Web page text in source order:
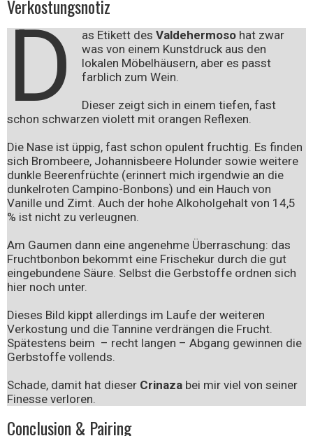
Verkostungsnotiz
D as Etikett desValdehermoso hat zwar
was von einem Kunstdruck aus den
lokalen Möbelhäusern, aber es passt
farblich zum Wein.
Dieser zeigt sich in einem tiefen, fast
schon schwarzen violett mit orangen Reflexen.
Die Nase ist üppig, fast schon opulent fruchtig. Es finden
sich Brombeere, Johannisbeere Holunder sowie weitere
dunkle Beerenfrüchte (erinnert mich irgendwie an die
dunkelroten Campino-Bonbons) und ein Hauch von
Vanille und Zimt. Auch der hohe Alkoholgehalt von 14,5
% ist nicht zu verleugnen.
Am Gaumen dann eine angenehme Überraschung: das
Fruchtbonbon bekommt eine Frischekur durch die gut
eingebundene Säure. Selbst die Gerbstoffe ordnen sich
hier noch unter.
Dieses Bild kippt allerdings im Laufe der weiteren
Verkostung und die Tannine verdrängen die Frucht.
Spätestens beim – recht langen – Abgang gewinnen die
Gerbstoffe vollends.
Schade, damit hat dieser Crinaza bei mir viel von seiner
Finesse verloren.
Conclusion & Pairing